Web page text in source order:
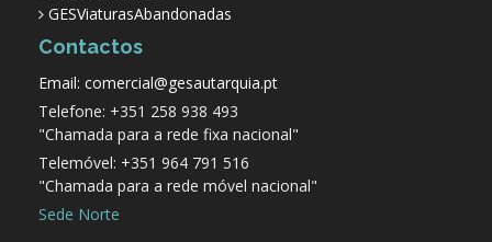
GESViaturasAbandonadas
Contactos
Email: comercial@gesautarquia.pt
Telefone: +351 258 938 493
"Chamada para a rede fixa nacional"
Telemóvel: +351 964 791 516
"Chamada para a rede móvel nacional"
Sede Norte